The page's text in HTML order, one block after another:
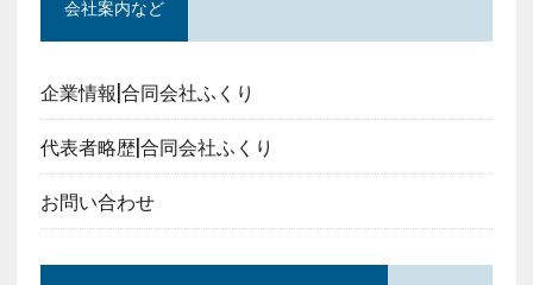
会社案内など
企業情報|合同会社ふくり
代表者略歴|合同会社ふくり
お問い合わせ